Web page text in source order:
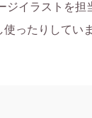
イラストを担
ったりしていま